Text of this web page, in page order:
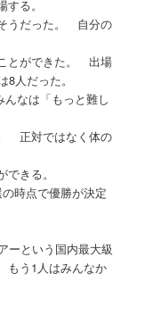
る。
うだった。 自分の
とができた。 出場
人だった。
なは「もっと難し
正対ではなく体の
きる。
時点で優勝が決定
ーという国内最大級
もう1人はみんなか